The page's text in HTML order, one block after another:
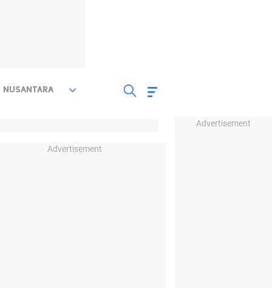
Advertisement
NUSANTARA
Advertisement